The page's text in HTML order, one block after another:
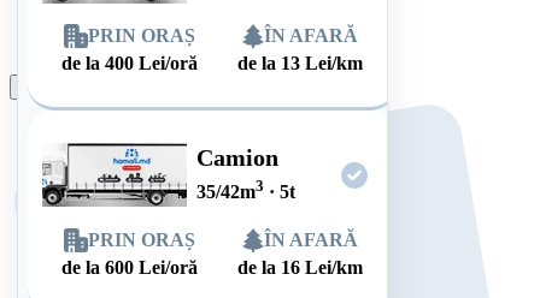
PRIN ORAȘ
de la400 Lei/oră
ÎN AFARĂ
de la 13 Lei/km
Camion
35/42m3 · 5t
PRIN ORAȘ
de la600 Lei/oră
ÎN AFARĂ
de la 16 Lei/km
Plasează comanda